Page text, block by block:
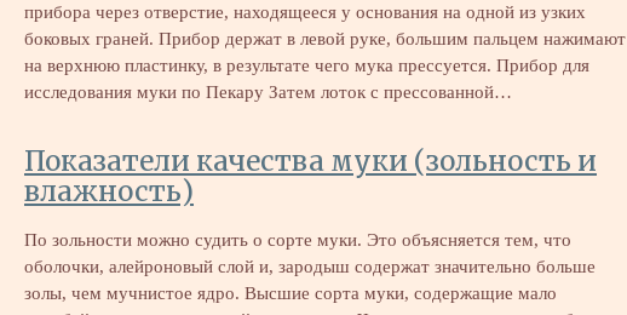
прибора через отверстие, находящееся у основания на одной из узких
боковых граней. Прибор держат в левой руке, большим пальцем нажимают
на верхнюю пластинку, в результате чего мука прессуется. Прибор для
исследования муки по Пекару Затем лоток с прессованной…
Показатели качества муки (зольность и
влажность)
По зольности можно судить о сорте муки. Это объясняется тем, что
оболочки, алейроновый слой и, зародыш содержат значительно больше
золы, чем мучнистое ядро. Высшие сорта муки, содержащие мало